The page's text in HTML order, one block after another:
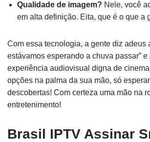
Qualidade de imagem? Nele, você
em alta definição. Eita, que é o que a
Com essa tecnologia, a gente diz adeus
estávamos esperando a chuva passar” e
experiência audiovisual digna de
opções na palma da sua mão, só
descobertas! Com certeza uma mão na
entretenimento!
Brasil IPTV Assinar